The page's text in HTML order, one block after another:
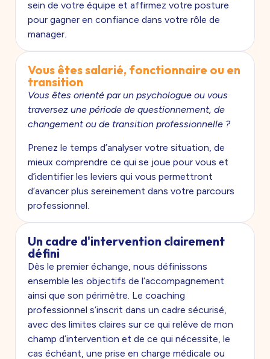
sein de votre équipe et affirmez votre posture
pour gagner en confiance dans votre rôle de
manager.
Vous êtes salarié, fonctionnaire ou en
transition
Vous êtes orienté par un psychologue ou vous
traversez une période de questionnement, de
changement ou de transition professionnelle ?
Prenez le temps d’analyser votre situation, de
mieux comprendre ce qui se joue pour vous et
d’identifier les leviers qui vous permettront
d’avancer plus sereinement dans votre parcours
professionnel.
Un cadre d'intervention clairement
défini
Dès le premier échange, nous définissons
ensemble les objectifs de l’accompagnement
ainsi que son périmètre. Le coaching
professionnel s’inscrit dans un cadre sécurisé,
avec des limites claires sur ce qui relève de mon
champ d’intervention et de ce qui nécessite, le
cas échéant, une prise en charge médicale ou